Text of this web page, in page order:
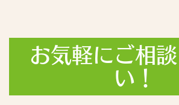
お気軽にご相
い！